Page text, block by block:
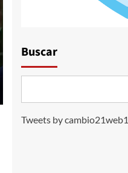
Buscar
Tweets by cambio21web1